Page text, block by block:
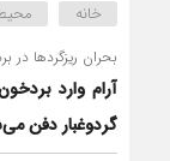
خانه
بحران ریزگردها در
آرام وارد
گردوغبار دفن